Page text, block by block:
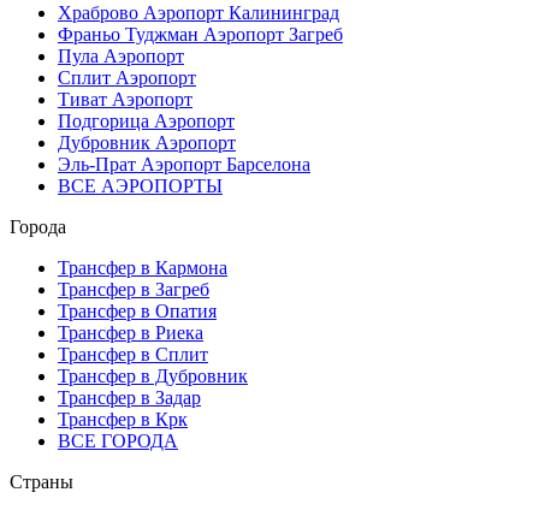
Храброво Аэропорт Калининград
Франьо Туджман Аэропорт Загреб
Пула Аэропорт
Сплит Аэропорт
Тиват Аэропорт
Подгорица Аэропорт
Дубровник Аэропорт
Эль-Прат Аэропорт Барселона
ВСЕ АЭРОПОРТЫ
Города
Трансфер в Кармона
Трансфер в Загреб
Трансфер в Опатия
Трансфер в Риека
Трансфер в Сплит
Трансфер в Дубровник
Трансфер в Задар
Трансфер в Крк
ВСЕ ГОРОДА
Страны